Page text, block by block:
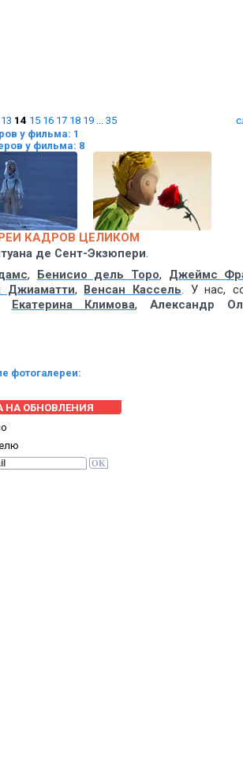
13 14 15 16 17 18 19 ... 35
у фильма: 1
у фильма: 8
КАДРОВ ЦЕЛИКОМ
де Сент-Экзюпери.
, Бенисио дель Торо, Джеймс
Джиаматти, Венсан Кассель. У нас,
Екатерина Климова,Александр
фотогалереи:
НА ОБНОВЛЕНИЯ